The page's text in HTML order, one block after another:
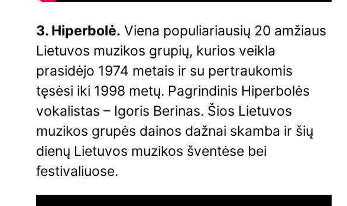
3. Hiperbolė. Viena populiariausių 20 amžiaus
Lietuvos muzikos grupių, kurios veikla
prasidėjo 1974 metais ir su pertraukomis
tęsėsi iki 1998 metų. Pagrindinis Hiperbolės
vokalistas – Igoris Berinas. Šios Lietuvos
muzikos grupės dainos dažnai skamba ir šių
dienų Lietuvos muzikos šventėse bei
festivaliuose.